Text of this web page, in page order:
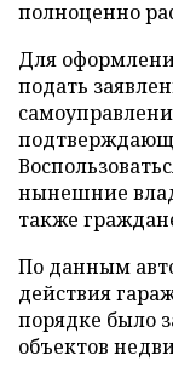
полноценно
Для
подать
нынешние
также
По данным
действия
порядке было
объектов